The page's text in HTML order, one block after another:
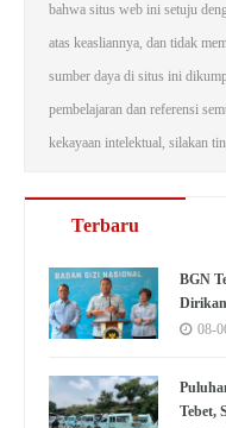
bahwa situs web ini setuju
atas keasliannya, dan tidak
sumber daya di situs ini
pembelajaran dan referensi
kekayaan intelektual, silakan
Terbaru
BGN
08-
Tebet,